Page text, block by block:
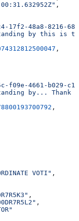
,
17f2-48a8-8216-
by this is
,
f09e-4661-b029-
by... Thank
,
VOTI" ,
,
,